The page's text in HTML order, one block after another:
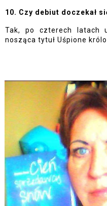
10. Czy debiut doczekał
Tak, po czterech latach
nosząca tytuł Uśpione